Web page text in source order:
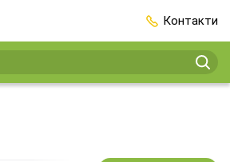
Контакти